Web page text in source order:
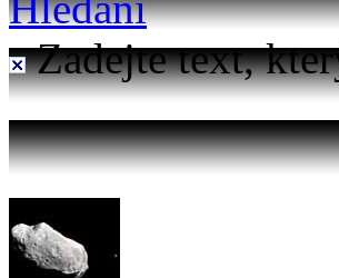
Zadejte text,